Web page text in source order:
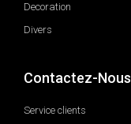
Decoration
Divers
Contactez-Nous
Service clients